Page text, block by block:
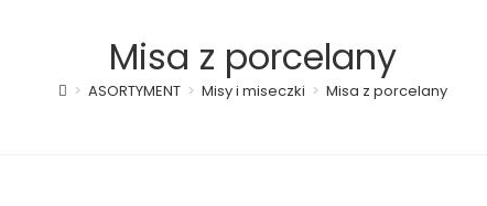
Misa z porcelany
> ASORTYMENT > Misy i miseczki > Misa z porcelany